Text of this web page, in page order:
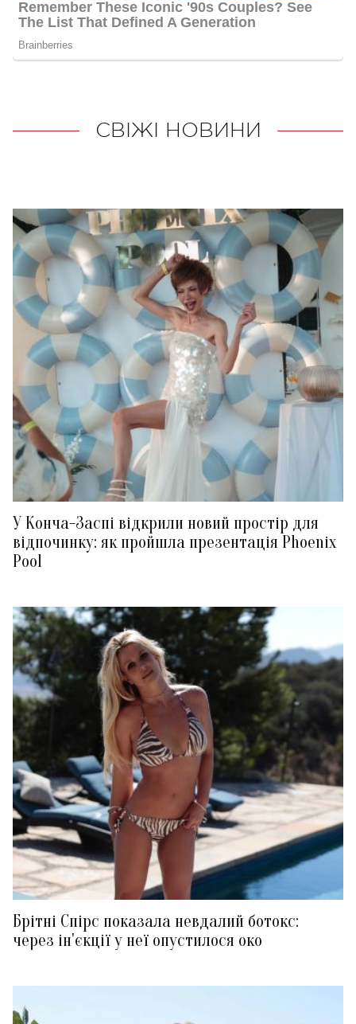
СВІЖІ НОВИНИ
У Конча-Заспі відкрили новий простір для
відпочинку: як пройшла презентація Phoenix
Pool
Брітні Спірс показала невдалий ботокс:
через ін'єкції у неї опустилося око